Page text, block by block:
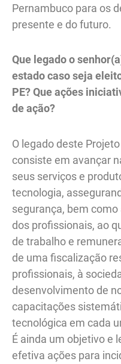
Pernambuco para os
presente e do futuro.
Que legado o
estado caso seja
PE? Que ações
de ação?
O legado deste
consiste em avançar
seus serviços e
tecnologia,
segurança, bem
dos profissionais, ao
de trabalho e
de uma fiscalização
profissionais, à
desenvolvimento de
capacitações
tecnológica em cada
É ainda um objetivo e
efetiva ações para